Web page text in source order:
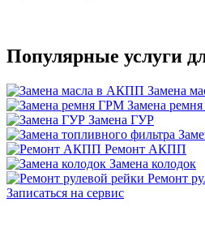
Популярные услуги
Замена
Замена
Замена ГУР
Ремонт АКПП
Замена колодок
Ремонт
Записаться на сервис